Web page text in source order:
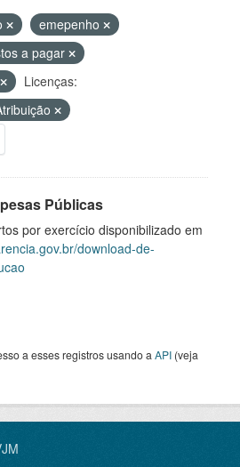
emepenho
a pagar
Licenças:
Públicas
por exercício disponibilizado em
download-de-
a esses registros usando a API (veja